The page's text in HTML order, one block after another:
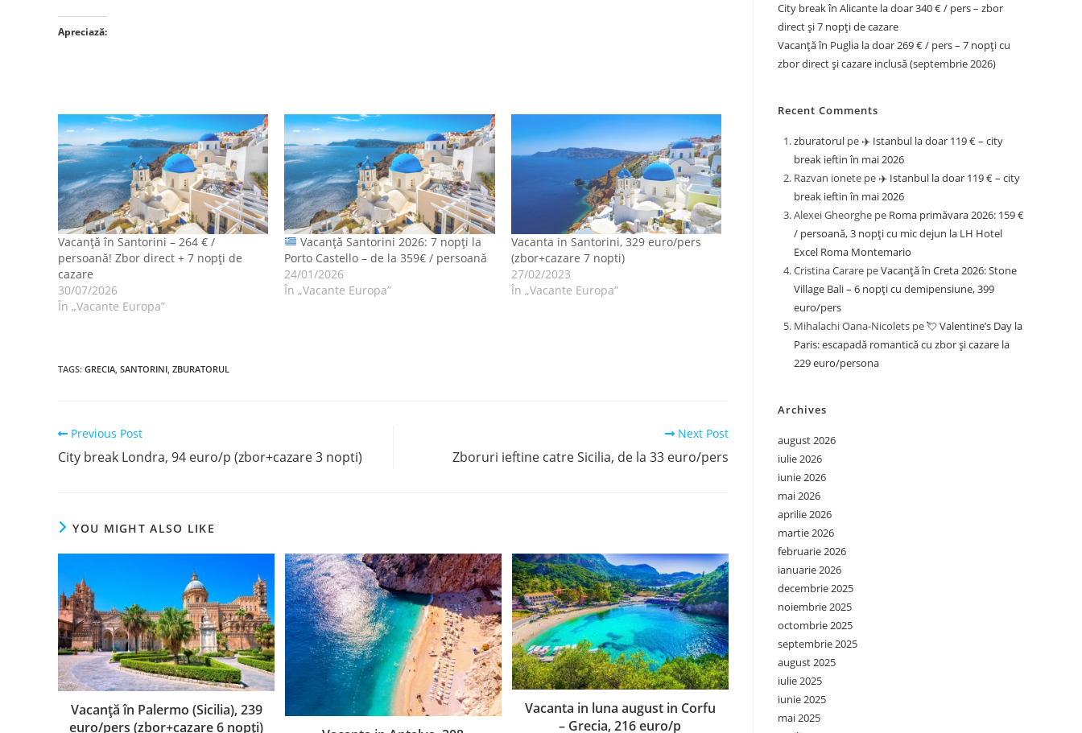
Apreciază:
Vacanță în Santorini – 264 € /
persoană! Zbor direct + 7 nopți de
cazare
30/07/2026
În „Vacante Europa”
Vacanță Santorini 2026: 7 nopți la
Porto Castello – de la 359€ / persoană
24/01/2026
În „Vacante Europa”
Vacanta in Santorini, 329 euro/pers
(zbor+cazare 7 nopti)
27/02/2023
În „Vacante Europa”
TAGS: GRECIA SANTORINI ZBURATORUL
Read
more
articles
Previous Post
City break Londra, 94 euro/p (zbor+cazare 3 nopti)
Next Post
Zboruri ieftine catre Sicilia, de la 33 euro/pers
YOU MIGHT ALSO LIKE
Vacanță în Palermo (Sicilia), 239
euro/pers (zbor+cazare 6 nopți)
Vacanta in luna august in Corfu
– Grecia, 216 euro/p
City break în Alicante la doar 340 € / pers – zbor
direct și 7 nopți de cazare
Vacanță în Puglia la doar 269 € / pers – 7 nopți cu
zbor direct și cazare inclusă (septembrie 2026)
Recent Comments
zburatorul pe ✈️ Istanbul la doar 119 € – city
break ieftin în mai 2026
Razvan ionete pe ✈️ Istanbul la doar 119 € – city
break ieftin în mai 2026
Alexei Gheorghe pe Roma primăvara 2026: 159 €
/ persoană, 3 nopți cu mic dejun la LH Hotel
Excel Roma Montemario
Cristina Carare peVacanță în Creta 2026: Stone
Village Bali – 6 nopți cu demipensiune, 399
euro/pers
Mihalachi Oana-Nicolets pe💘 Valentine’s Day la
Paris: escapadă romantică cu zbor și cazare la
229 euro/persona
Archives
august 2026
iulie 2026
iunie 2026
mai 2026
aprilie 2026
martie 2026
februarie 2026
ianuarie 2026
decembrie 2025
noiembrie 2025
octombrie 2025
septembrie 2025
august 2025
iulie 2025
iunie 2025
mai 2025